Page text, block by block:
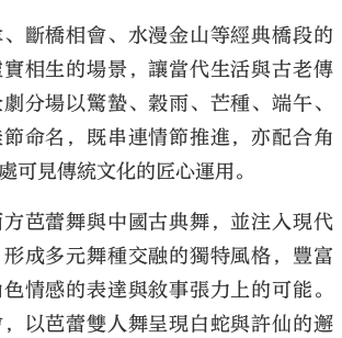
斷橋相會、水漫金山等經典橋段的
相生的場景，讓當代生活與古老傳
分場以驚蟄、穀雨、芒種、端午、
命名，既串連情節推進，亦配合角
可見傳統文化的匠心運用。
方芭蕾舞與中國古典舞，並注入現代
成多元舞種交融的獨特風格，豐富
情感的表達與敘事張力上的可能。
以芭蕾雙人舞呈現白蛇與許仙的邂